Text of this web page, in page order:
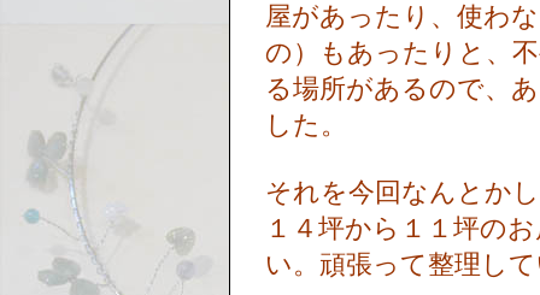
屋があったり、使わ
の）もあったりと、
る場所があるので、
した。
それを今回なんとか
１４坪から１１坪の
い。頑張って整理し